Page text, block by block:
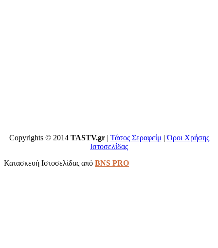
Copyrights © 2014 TASTV.gr| Τάσος Σεραφείμ |Όροι Χρήσης
Ιστοσελίδας
Κατασκευή Ιστοσελίδας από BNS PRO